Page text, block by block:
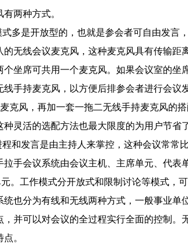
两种方式。
多是开放型的，也就是参会者可自由发言
无线会议麦克风，这种麦克风具有传输距
坐席可共用一个麦克风。如果会议室的坐
手持麦克风，以方便后排参会者进行会议发
克风，再加一套一拖二无线手持麦克风的
灵活的选配方法也最大限度的为用户节省
和发言是由主持人来掌控，这种会议常常
手会议系统由会议主机、主席单元、代表
。工作模式分开放式和限制讨论等模式，
也分为有线和无线两种方式，一般事业单
并可以对会议的全过程实行全面的控制。
。